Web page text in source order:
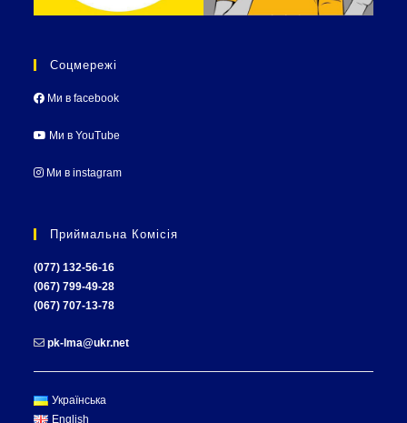
Соцмережі
Ми в facebook
Ми в YouTube
Ми в instagram
Приймальна Комісія
(077) 132-56-16
(067) 799-49-28
(067) 707-13-78
pk-lma@ukr.net
Українська
English